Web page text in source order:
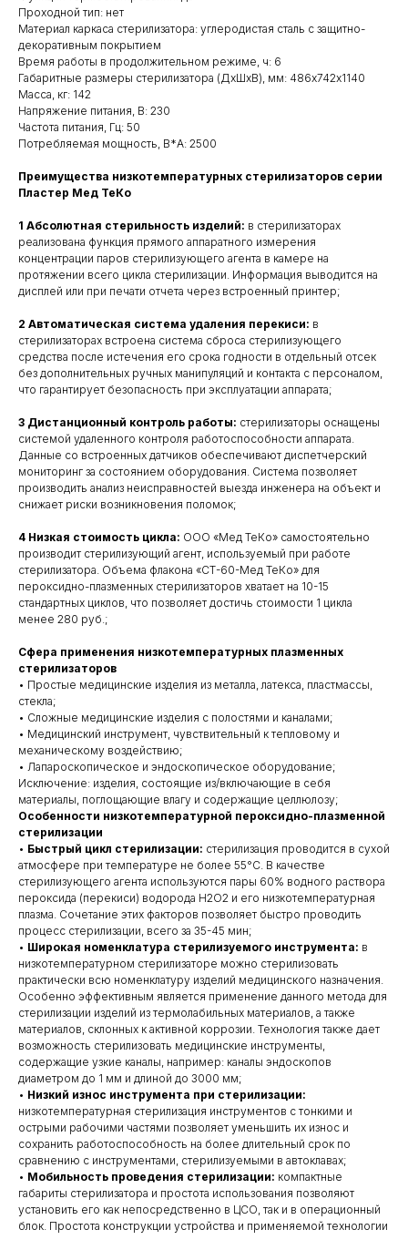
Проходной тип: нет
Материал каркаса стерилизатора: углеродистая сталь с защитно-
декоративным покрытием
Время работы в продолжительном режиме, ч: 6
Габаритные размеры стерилизатора (ДхШхВ), мм: 486х742х1140
Масса, кг: 142
Напряжение питания, В: 230
Частота питания, Гц: 50
Потребляемая мощность, В*А: 2500
Преимущества низкотемпературных стерилизаторов серии
Пластер Мед ТеКо
1 Абсолютная стерильность изделий: в стерилизаторах
реализована функция прямого аппаратного измерения
концентрации паров стерилизующего агента в камере на
протяжении всего цикла стерилизации. Информация выводится на
дисплей или при печати отчета через встроенный принтер;
2 Автоматическая система удаления перекиси: в
стерилизаторах встроена система сброса стерилизующего
средства после истечения его срока годности в отдельный отсек
без дополнительных ручных манипуляций и контакта с персоналом,
что гарантирует безопасность при эксплуатации аппарата;
3 Дистанционный контроль работы: стерилизаторы оснащены
системой удаленного контроля работоспособности аппарата.
Данные со встроенных датчиков обеспечивают диспетчерский
мониторинг за состоянием оборудования. Система позволяет
производить анализ неисправностей выезда инженера на объект и
снижает риски возникновения поломок;
4 Низкая стоимость цикла: ООО «Мед ТеКо» самостоятельно
производит стерилизующий агент, используемый при работе
стерилизатора. Объема флакона «СТ-60-Мед ТеКо» для
пероксидно-плазменных стерилизаторов хватает на 10-15
стандартных циклов, что позволяет достичь стоимости 1 цикла
менее 280 руб.;
Сфера применения низкотемпературных плазменных
стерилизаторов
• Простые медицинские изделия из металла, латекса, пластмассы,
стекла;
• Сложные медицинские изделия с полостями и каналами;
• Медицинский инструмент, чувствительный к тепловому и
механическому воздействию;
• Лапароскопическое и эндоскопическое оборудование;
Исключение: изделия, состоящие из/включающие в себя
материалы, поглощающие влагу и содержащие целлюлозу;
Особенности низкотемпературной пероксидно-плазменной
стерилизации
• Быстрый цикл стерилизации: стерилизация проводится в сухой
атмосфере при температуре не более 55°С. В качестве
стерилизующего агента используются пары 60% водного раствора
пероксида (перекиси) водорода H2O2 и его низкотемпературная
плазма. Сочетание этих факторов позволяет быстро проводить
процесс стерилизации, всего за 35-45 мин;
• Широкая номенклатура стерилизуемого инструмента: в
низкотемпературном стерилизаторе можно стерилизовать
практически всю номенклатуру изделий медицинского назначения.
Особенно эффективным является применение данного метода для
стерилизации изделий из термолабильных материалов, а также
материалов, склонных к активной коррозии. Технология также дает
возможность стерилизовать медицинские инструменты,
содержащие узкие каналы, например: каналы эндоскопов
диаметром до 1 мм и длиной до 3000 мм;
• Низкий износ инструмента при стерилизации:
низкотемпературная стерилизация инструментов с тонкими и
острыми рабочими частями позволяет уменьшить их износ и
сохранить работоспособность на более длительный срок по
сравнению с инструментами, стерилизуемыми в автоклавах;
• Мобильность проведения стерилизации: компактные
габариты стерилизатора и простота использования позволяют
установить его как непосредственно в ЦСО, так и в операционный
блок. Простота конструкции устройства и применяемой технологии